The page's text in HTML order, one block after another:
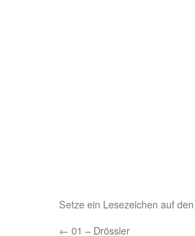
Setze ein Lesezeichen auf
← 01 – Drössler